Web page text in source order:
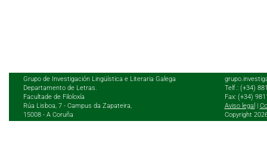
Grupo de Investigación Lingüística e Literaria Galega
Departamento de Letras.
Facultade de Filoloxía
Rúa Lisboa, 7 - Campus da Zapateira,
15008 - A Coruña
Telf.: (+34)
Fax: (+34)
Aviso legal
Copyright